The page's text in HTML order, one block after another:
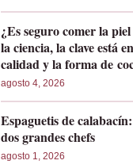
¿Es seguro comer la
la ciencia, la clave está
calidad y la forma de
agosto 4, 2026
Espaguetis de
dos grandes chefs
agosto 1, 2026